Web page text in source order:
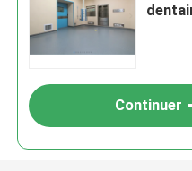
Continuer